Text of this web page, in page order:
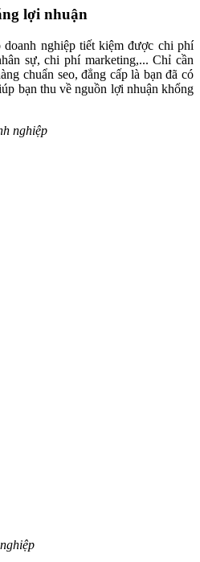
lợi nhuận
nghiệp tiết kiệm được chi phí
sự, chi phí marketing,... Chỉ cần
chuẩn seo, đẳng cấp là bạn đã có
bạn thu về nguồn lợi nhuận khổng